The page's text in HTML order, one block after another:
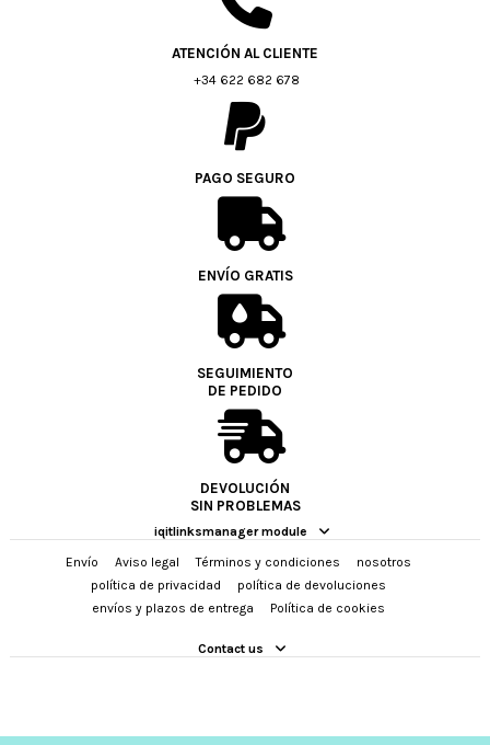
ATENCIÓN AL CLIENTE
+34 622 682 678
PAGO SEGURO
ENVÍO GRATIS
SEGUIMIENTO
DE PEDIDO
DEVOLUCIÓN
SIN PROBLEMAS
iqitlinksmanager module
Envío
Aviso legal Términos y condiciones
nosotros
política de privacidad
política de devoluciones
envíos y plazos de entrega
Política de cookies
Contact us